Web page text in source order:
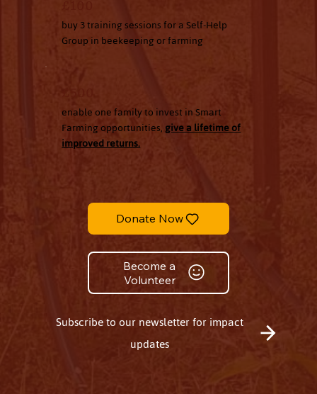
buy 3 training sessions for a Self-Help
Group in beekeeping or farming
enable one family to invest in Smart
Farming opportunities,give a lifetime of
improved returns.
Donate Now
Become a
Volunteer
Subscribe to our newsletter for impact
updates